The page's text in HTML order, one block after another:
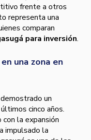
frente a otros
representa una
comparan
para inversión.
una zona en
un
cinco años.
la expansión
impulsado la